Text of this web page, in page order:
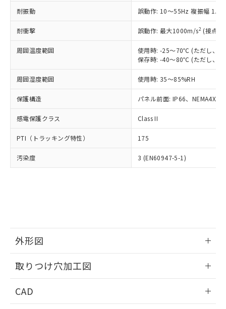
耐振動 誤動作: 10～55Hz 複振幅
耐衝撃 誤動作: 最大1000m/s2 (接点
周囲温度範囲
使用時: -25～70℃ (ただし、氷
保存時: -40～80℃ (ただし、氷
周囲湿度範囲 使用時: 35～85%RH
保護構造 パネル前面: IP66、NEMA4X,
感電保護クラス Class II
PTI（トラッキング特性） 175
汚染度 3 (EN60947-5-1)
外形図
取りつけ穴加工図
CAD
タに基づき作成されるものであり、閲
覧された時点での実際の在庫および標
準価格とは異なる場合があることをご
正式な納期状況および標準価格はお客
様のお取引先、またはお客様担当のオ
ムロン制御機器販売店・当社販売員に
オムロン制御機器販売店や当社販売拠
販売ネットワーク
」をご確認
在庫状況および標準価格結果を当社の
事前の承諾なく第三者に漏洩または開
示しないようお願いします。
マイパーツ機能（部品リスト作成サー
ビス）をご利用いただくには、I-Web
品・サービスに関するお客様との取
の共同利用に関して"
用者の範囲」に記載されている法人を
鉛(Pb) 1000ppm以下、 水銀(Hg) 1000ppm以下、 カド
六価クロム(Cr(Ⅵ)) 1000ppm以下、ポリ臭化ビフェニル
類(PBB) 1000ppm以下、ポリ臭化ジフェニルエーテル類
ルベンジル（BBP） 1000ppm以下、フタル酸ジブチル
（DBP） 1000ppm以下、フタル酸ジイソブチル
但し、RoHS指令で産業用監視および制御機器に対する
適用除外項目は除く。
フタル酸エステル類の４物質については閾値を超える意
図的な使用がないことを確認しています。
部品在庫の切り替え状況などにより、予定
月が前後することがあります。
EU RoHS指令（10物質）の非含有証明書
51物質の非含有証明書（当社基準）
※本証明書は発行日時点で非含有を証明す
*中国RoHS10物質の基準値 (GB/T26572)：
Pb(鉛) :1000ppm、 Hg(水銀) : 1000ppm、 Cd(カドミウ
Cr(Ⅵ)(六価クロム) : 1000ppm、 PBBs(ポリ臭化ビフェ
ニル類) : 1000ppm、 PBDEs(ポリ臭化ジフェニルエーテ
ル類) : 1000ppm、
DBP(フタル酸ジブチル) : 1000ppm、 DIBP(フタル酸ジ
イソブチル) : 1000ppm、 BBP(フタル酸ブチルベンジ
DEHP(フタル酸ビス(2-エチルヘキシル)) : 1000ppm
「ｅ」：有害物質（10物質）のすべてが基
準値以下であることを示します。
「10」：通常の使用状況下において有害物
質が外部に漏えいし、環境に深刻な影響を
及ぼさない年数を意味します。
国政府の輸出許可(または役務取引許
可)を取得するなどの必要な手続きを
当社は規制貨物を破棄する場合は、完
全に破砕するなど、違法に輸出されな
いよう必要な手段を講じます。
当社は貴社製品を、核兵器、ミサイ
ル、化学兵器、生物兵器またはその他
武器並びにこれらの製造装置等に一切
当社は、貴社製品を第三者に販売する
場合は、上記1、2および3の内容を当
該第三者に通知します。また当社は、
販売先および販売に係わる関係者が違
法に輸出するおそれがある場合は、取
り引きをいたしません。
一定数以上の在庫あり
一定数には満たないが在庫あり
在庫なし(最新の在庫状況につ
いては、お客様のお取引先、ま
たはお客様担当のオムロン制御
機器販売店・当社販売員にご確
受注生産機種、また在庫状況の
情報を公開していない機種